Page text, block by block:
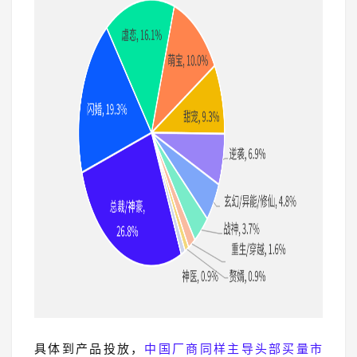
具体到产品投放， 中国厂商同样主导头部买量市